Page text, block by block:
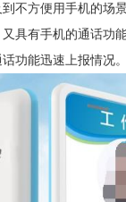
不方便用手机的场
具有手机的通话功
功能迅速上报情况。